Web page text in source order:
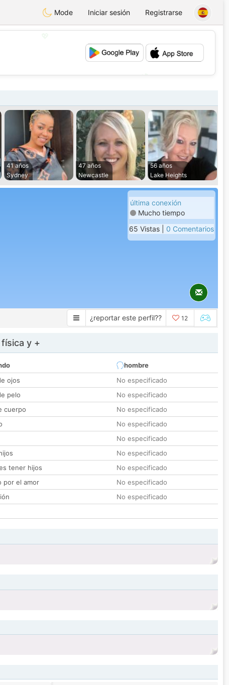
Mode Iniciar sesión Registrarse
41 años
Sydney
47 años
Newcastle
56 años
Lake Heights
última conexión
Mucho tiempo
65 Vistas | 0 Comentarios
¿reportar este perfil?? 12
física y +
hombre
ojos
No especificado
pelo
No especificado
cuerpo
No especificado
No especificado
No especificado
No especificado
tener hijos
No especificado
por el amor
No especificado
No especificado